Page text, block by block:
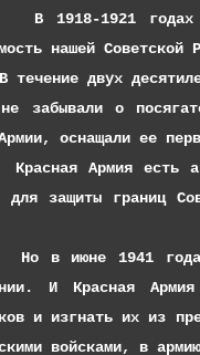
1921 годах в
нашей
двух десятилетий
забывали о
оснащали ее
Армия есть армия
защиты границ
1941 года
И Красная
и изгнать их из
войсками, в